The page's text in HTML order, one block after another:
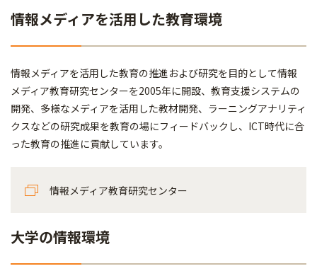
情報メディアを活用した教育環境
情報メディアを活用した教育の推進および研究を目的として情報
メディア教育研究センターを2005年に開設、教育支援システムの
開発、多様なメディアを活用した教材開発、ラーニングアナリティ
クスなどの研究成果を教育の場にフィードバックし、ICT時代に合
った教育の推進に貢献しています。
情報メディア教育研究センター
大学の情報環境